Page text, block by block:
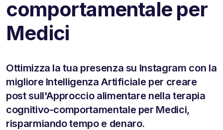
comportamentale per
Medici
Ottimizza la tua presenza su Instagram con la
migliore Intelligenza Artificiale per creare
post sull'Approccio alimentare nella terapia
cognitivo-comportamentale per Medici,
risparmiando tempo e denaro.